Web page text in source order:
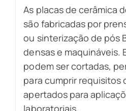
As placas de cerâmica
são fabricadas por
ou sinterização de pós
densas e maquináveis.
podem ser cortadas,
para cumprir requisitos
apertados para
laboratoriais.